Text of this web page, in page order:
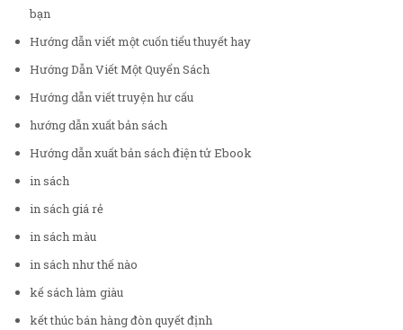
bạn
Hướng dẫn viết một cuốn tiểu thuyết hay
Hướng Dẫn Viết Một Quyển Sách
Hướng dẫn viết truyện hư cấu
hướng dẫn xuất bản sách
Hướng dẫn xuất bản sách điện tử Ebook
in sách
in sách giá rẻ
in sách màu
in sách như thế nào
kế sách làm giàu
kết thúc bán hàng đòn quyết định